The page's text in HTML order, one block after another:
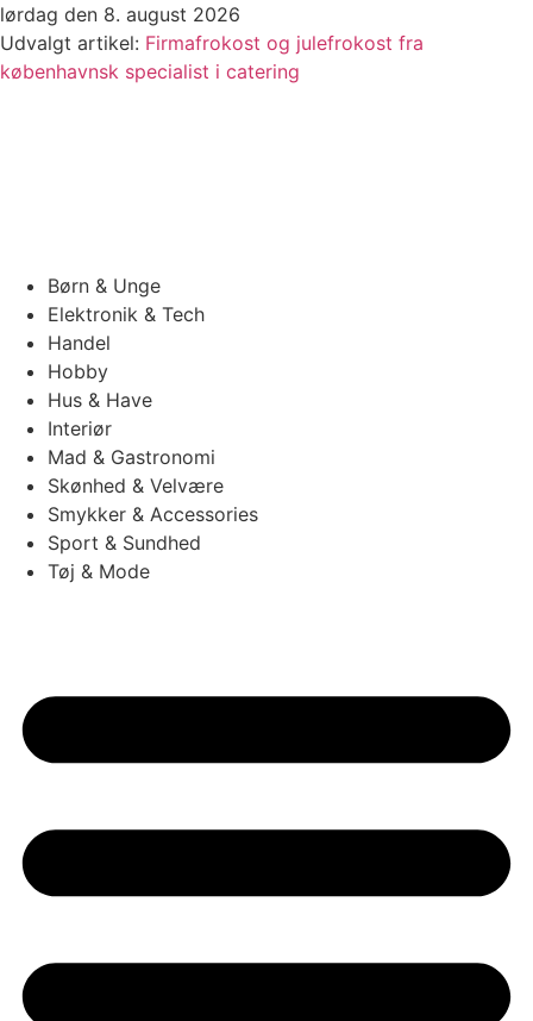
Videre
til
indhold
lørdag den 8. august 2026
Udvalgt artikel: Firmafrokost og julefrokost fra
københavnsk specialist i catering
Børn & Unge
Elektronik & Tech
Handel
Hobby
Hus & Have
Interiør
Mad & Gastronomi
Skønhed & Velvære
Smykker & Accessories
Sport & Sundhed
Tøj & Mode